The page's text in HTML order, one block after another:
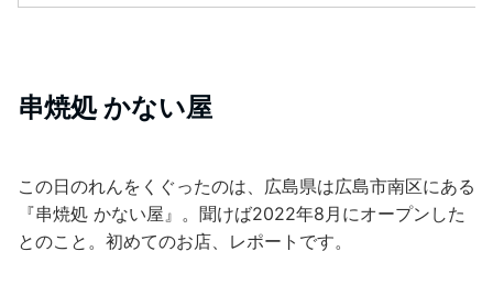
串焼処 かない屋
この日のれんをくぐったのは、広島県は広島市南区にある
『串焼処 かない屋』。聞けば2022年8月にオープンした
とのこと。初めてのお店、レポートです。